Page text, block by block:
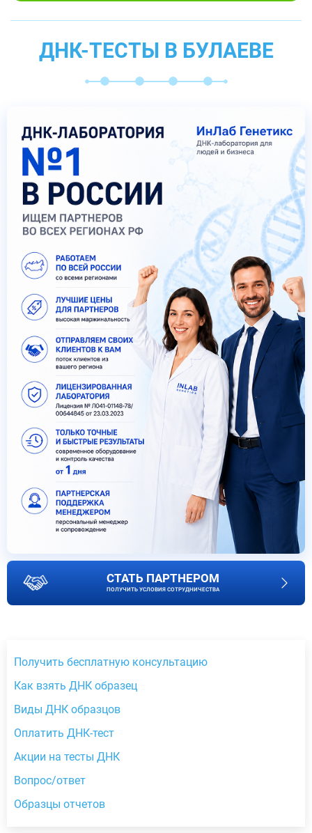
ДНК-ТЕСТЫ В БУЛАЕВЕ
СТАТЬ ПАРТНЕРОМ
ПОЛУЧИТЬ УСЛОВИЯ СОТРУДНИЧЕСТВА
Получить бесплатную консультацию
Как взять ДНК образец
Виды ДНК образцов
Оплатить ДНК-тест
Акции на тесты ДНК
Вопрос/ответ
Образцы отчетов